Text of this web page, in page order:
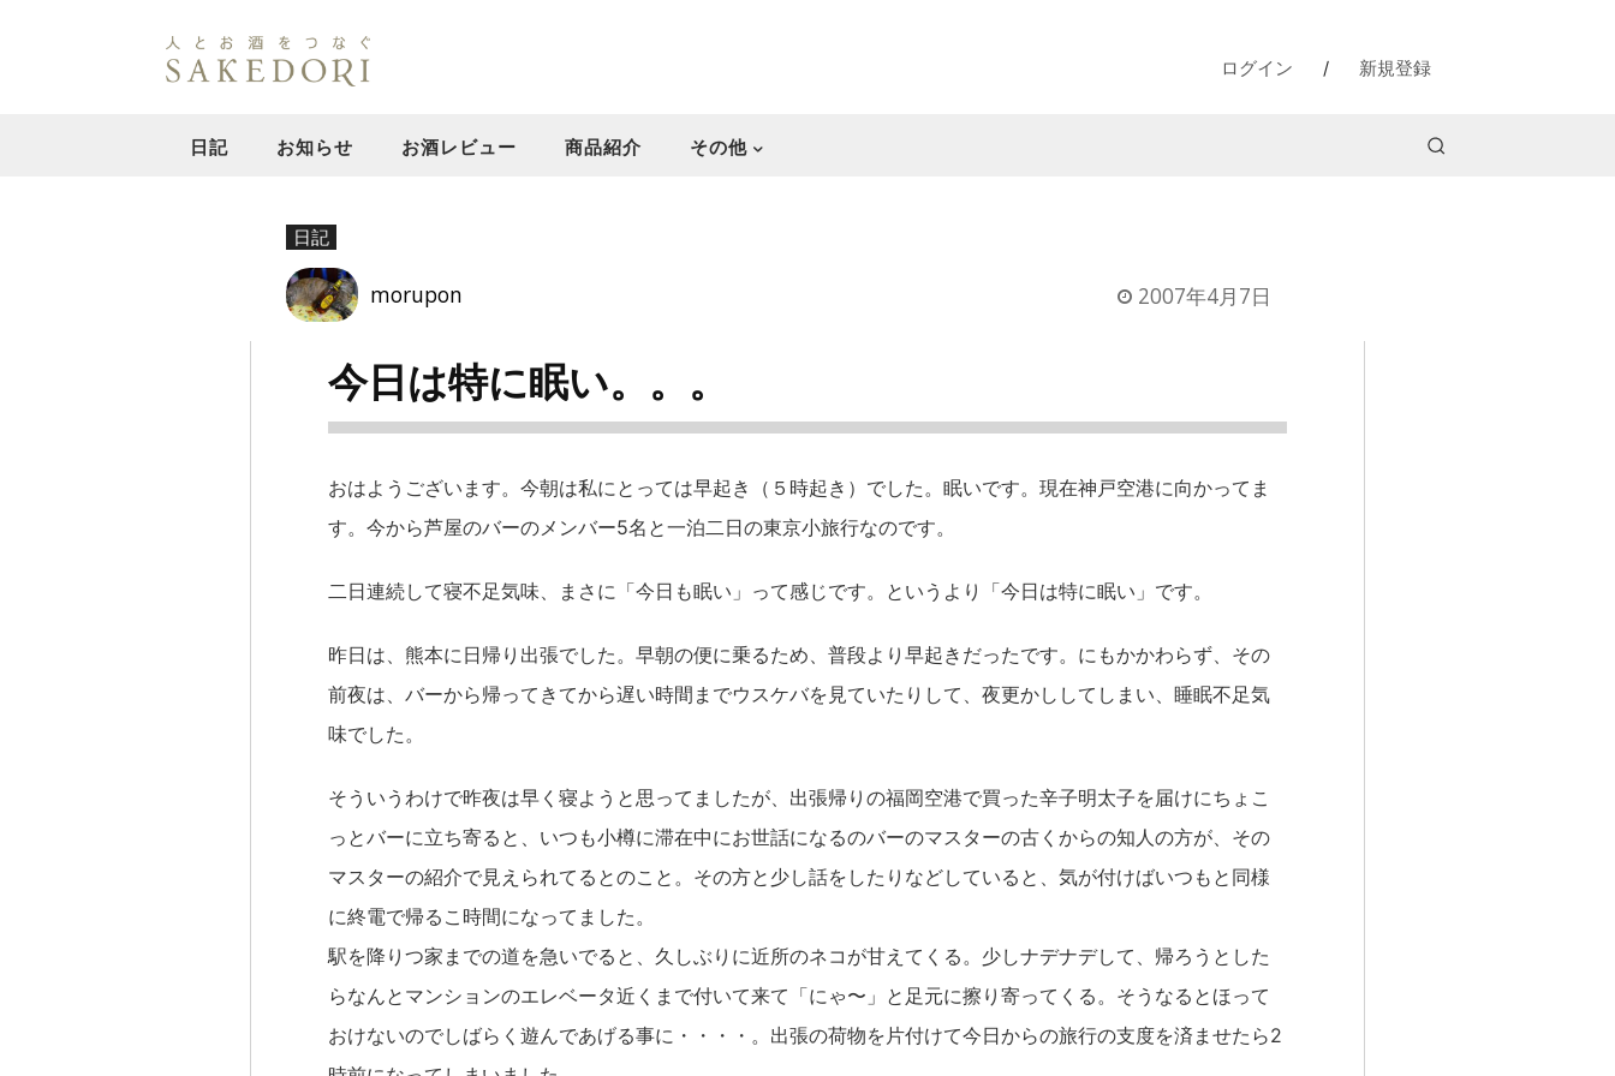
ログイン / 新規登録
日記 お知らせ お酒レビュー 商品紹介 その他
日記
morupon 2007年4月7日
今日は特に眠い。。。
おはようございます。今朝は私にとっては早起き（５時起き）でした。眠いです。現在神戸空港に向かってま
す。今から芦屋のバーのメンバー5名と一泊二日の東京小旅行なのです。
二日連続して寝不足気味、まさに「今日も眠い」って感じです。というより「今日は特に眠い」です。
昨日は、熊本に日帰り出張でした。早朝の便に乗るため、普段より早起きだったです。にもかかわらず、その
前夜は、バーから帰ってきてから遅い時間までウスケバを見ていたりして、夜更かししてしまい、睡眠不足気
味でした。
そういうわけで昨夜は早く寝ようと思ってましたが、出張帰りの福岡空港で買った辛子明太子を届けにちょこ
っとバーに立ち寄ると、いつも小樽に滞在中にお世話になるのバーのマスターの古くからの知人の方が、その
マスターの紹介で見えられてるとのこと。その方と少し話をしたりなどしていると、気が付けばいつもと同様
に終電で帰るこ時間になってました。
駅を降りつ家までの道を急いでると、久しぶりに近所のネコが甘えてくる。少しナデナデして、帰ろうとした
らなんとマンションのエレベータ近くまで付いて来て「にゃ〜」と足元に擦り寄ってくる。そうなるとほって
おけないのでしばらく遊んであげる事に・・・・。出張の荷物を片付けて今日からの旅行の支度を済ませたら2